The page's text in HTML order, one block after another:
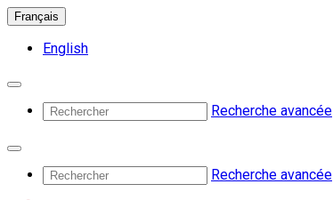
Français
English
Recherche avancée
Recherche avancée